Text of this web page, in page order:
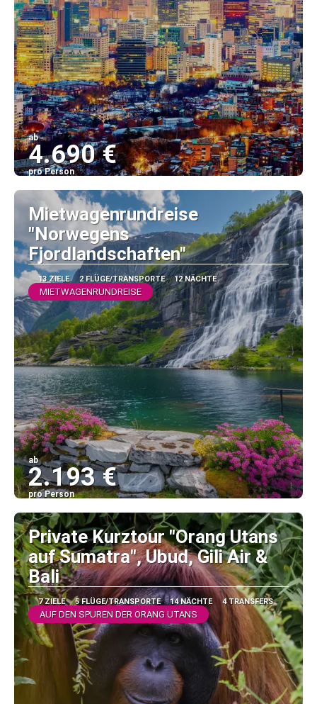
ab
4.690 €
pro Person
Sehen
Mietwagenrundreise
"Norwegens
Fjordlandschaften"
13 ZIELE 2 FLÜGE/TRANSPORTE 12 NÄCHTE
MIETWAGENRUNDREISE
ab
2.193 €
pro Person
Sehen
Private Kurztour "Orang Utans
auf Sumatra", Ubud, Gili Air &
Bali
7 ZIELE 5 FLÜGE/TRANSPORTE 14 NÄCHTE 4 TRANSFERS
AUF DEN SPUREN DER ORANG UTANS